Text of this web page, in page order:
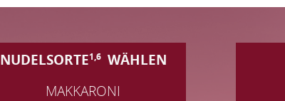
NUDELSORTE1,6WÄHLEN
MAKKARONI